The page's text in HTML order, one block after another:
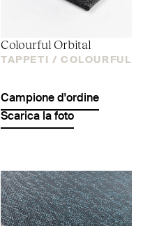
Colourful Orbital
TAPPETI / COLOURFUL
Campione d'ordine
Scarica la foto